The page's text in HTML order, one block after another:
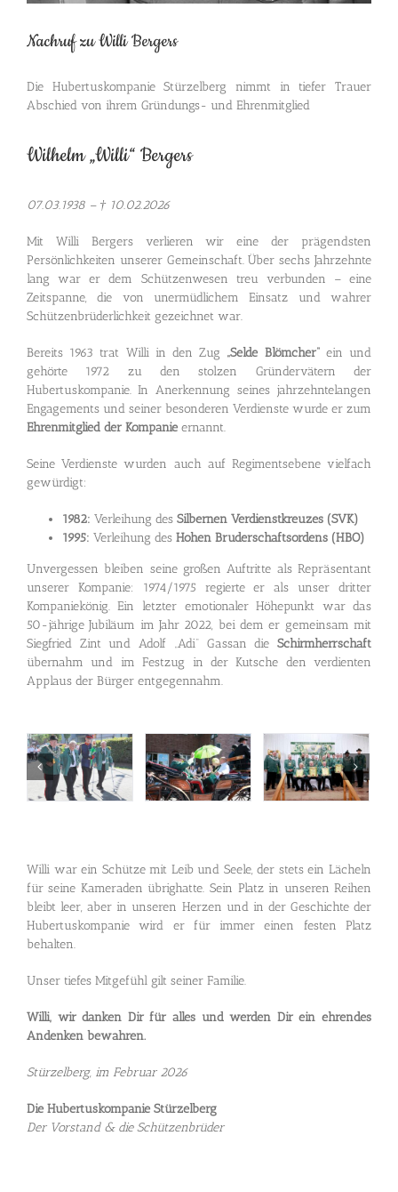
Nachruf zu Willi Bergers
Die Hubertuskompanie Stürzelberg nimmt in tiefer Trauer
Abschied von ihrem Gründungs- und Ehrenmitglied
Wilhelm „Willi“ Bergers
07.03.1938 – † 10.02.2026
Mit Willi Bergers verlieren wir eine der prägendsten
Persönlichkeiten unserer Gemeinschaft. Über sechs Jahrzehnte
lang war er dem Schützenwesen treu verbunden – eine
Zeitspanne, die von unermüdlichem Einsatz und wahrer
Schützenbrüderlichkeit gezeichnet war.
Bereits 1963 trat Willi in den Zug „Selde Blömcher“ein und
gehörte 1972 zu den stolzen Gründervätern der
Hubertuskompanie. In Anerkennung seines jahrzehntelangen
Engagements und seiner besonderen Verdienste wurde er zum
Ehrenmitglied der Kompanieernannt.
Seine Verdienste wurden auch auf Regimentsebene vielfach
gewürdigt:
1982: Verleihung des Silbernen Verdienstkreuzes (SVK)
1995: Verleihung des Hohen Bruderschaftsordens (HBO)
Unvergessen bleiben seine großen Auftritte als Repräsentant
unserer Kompanie: 1974/1975 regierte er als unser dritter
Kompaniekönig. Ein letzter emotionaler Höhepunkt war das
50-jährige Jubiläum im Jahr 2022, bei dem er gemeinsam mit
Siegfried Zint und Adolf „Adi“ Gassan dieSchirmherrschaft
übernahm und im Festzug in der Kutsche den verdienten
Applaus der Bürger entgegennahm.
Willi war ein Schütze mit Leib und Seele, der stets ein Lächeln
für seine Kameraden übrighatte. Sein Platz in unseren Reihen
bleibt leer, aber in unseren Herzen und in der Geschichte der
Hubertuskompanie wird er für immer einen festen Platz
behalten.
Unser tiefes Mitgefühl gilt seiner Familie.
Willi, wir danken Dir für alles und werden Dir ein ehrendes
Andenken bewahren.
Stürzelberg, im Februar 2026
Die Hubertuskompanie Stürzelberg
Der Vorstand & die Schützenbrüder